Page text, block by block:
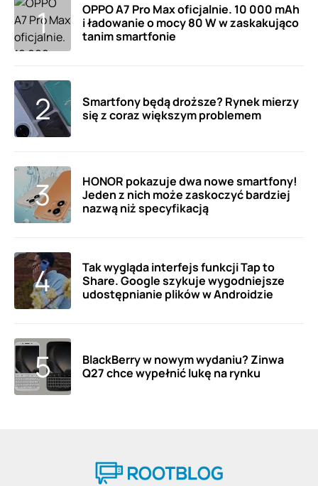
OPPO A7 Pro Max oficjalnie. 10 000 mAh
i ładowanie o mocy 80 W w zaskakująco
tanim smartfonie
Smartfony będą droższe? Rynek mierzy
się z coraz większym problemem
HONOR pokazuje dwa nowe smartfony!
Jeden z nich może zaskoczyć bardziej
nazwą niż specyfikacją
Tak wygląda interfejs funkcji Tap to
Share. Google szykuje wygodniejsze
udostępnianie plików w Androidzie
BlackBerry w nowym wydaniu? Zinwa
Q27 chce wypełnić lukę na rynku